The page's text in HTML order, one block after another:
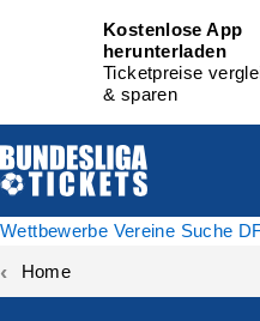
Kostenlose App
herunterladen
Ticketpreise
& sparen
Wettbewerbe Vereine Suche
Home